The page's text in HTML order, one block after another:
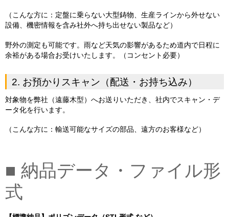
（こんな方に：定盤に乗らない大型鋳物、生産ラインから外せない
設備、機密情報を含み社外へ持ち出せない製品など）
野外の測定も可能です。雨など天気の影響があるため道内で日程に
余裕がある場合お受けいたします。（コンセント必要）
2. お預かりスキャン（配送・お持ち込み）
対象物を弊社（遠藤木型）へお送りいただき、社内でスキャン・デ
ータ化を行います。
（こんな方に：輸送可能なサイズの部品、遠方のお客様など）
■ 納品データ・ファイル形
式